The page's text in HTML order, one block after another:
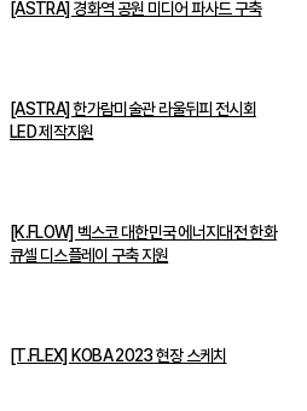
[ASTRA] 경화역 공원 미디어 파사드 구축
[ASTRA] 한가람미술관 라울뒤피 전시회
LED 제작지원
[K.FLOW] 벡스코 대한민국 에너지대전 한화
큐셀 디스플레이 구축 지원
[T.FLEX] KOBA 2023 현장 스케치